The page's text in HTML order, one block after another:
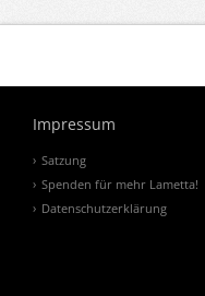
Impressum
Satzung
Spenden für mehr Lametta!
Datenschutzerklärung